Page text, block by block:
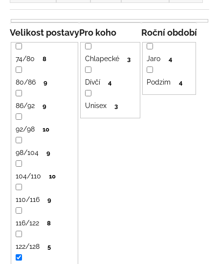
z
e
n
í
p
o
d
u
ů
Pro koho
Chlapecké 3
Dívčí 4
Unisex 3
Roční období
Jaro 4
Podzim 4
Velikost postavy
74/80 8
80/86 9
86/92 9
92/98 10
98/104 9
104/110 10
110/116 9
116/122 8
122/128 5
HLEDAT
D
p
m
LETNÍ
ČEPICE
UV
30
SVĚTLE
MODRÁ